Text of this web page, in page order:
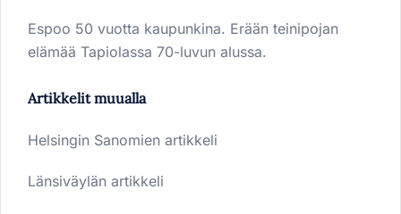
Espoo 50 vuotta kaupunkina. Erään teinipojan
elämää Tapiolassa 70-luvun alussa.
Artikkelit muualla
Helsingin Sanomien artikkeli
Länsiväylän artikkeli